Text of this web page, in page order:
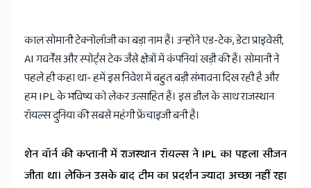
काल सोमानी टेक्नोलॉजी का बड़ा नाम हैं। उन्होंने एड-टेक, डेटा प्राइवेसी,
AI गवर्नेंस और स्पोर्ट्स टेक जैसे क्षेत्रों में कंपनियां खड़ी की हैं। सोमानी ने
पहले ही कहा था- हमें इस निवेश में बहुत बड़ी संभावना दिख रही है और
हम IPL के भविष्य को लेकर उत्साहित हैं। इस डील के साथ राजस्थान
रॉयल्स दुनिया की सबसे महंगी फ्रेंचाइजी बनी है।
शेन वॉर्न की कप्तानी में राजस्थान रॉयल्स ने IPL का पहला सीजन
जीता था। लेकिन उसके बाद टीम का प्रदर्शन ज्यादा अच्छा नहीं रहा